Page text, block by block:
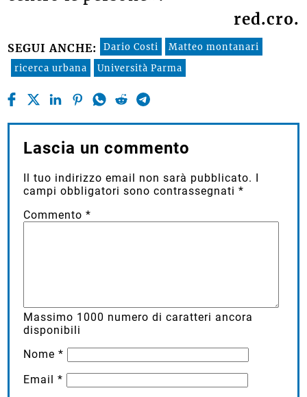
red.cro.
SEGUI ANCHE: Dario Costi
Matteo montanari
ricerca urbana
Università Parma
Lascia un commento
Il tuo indirizzo email non sarà pubblicato. I
campi obbligatori sono contrassegnati*
Commento*
Massimo 1000 numero di caratteri ancora
disponibili
Nome*
Email*